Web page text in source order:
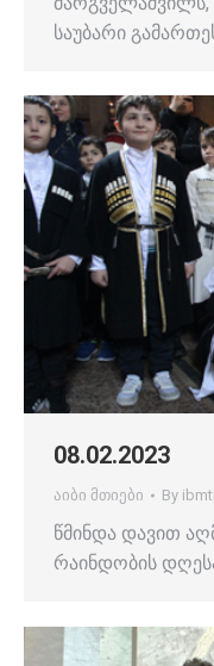
საუბარი
08.02.2023
აიბი მთიები By
წმინდა დავით
რაინდობის